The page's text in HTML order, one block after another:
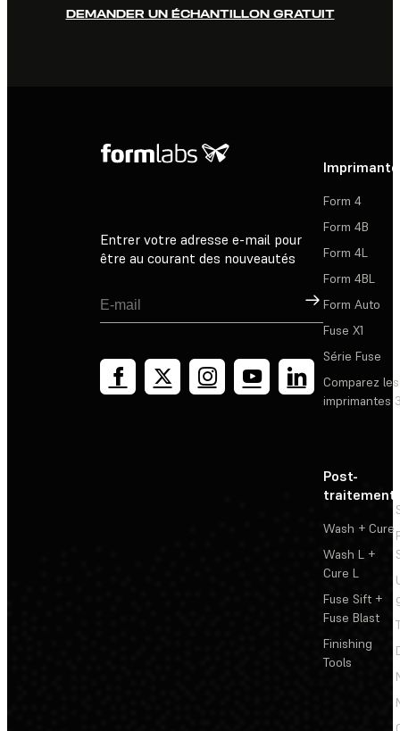
DEMANDER UN ÉCHANTILLON GRATUIT
Entrer votre adresse e-mail pour
être au courant des nouveautés
Inscription
Form 4
Form 4B
Form 4L
Form 4BL
Form Auto
Fuse X1
Série Fuse
Comparez les
imprimantes
Post-
traitement
Wash + Cure
Wash L +
Cure L
Fuse Sift +
Fuse Blast
Finishing
Tools